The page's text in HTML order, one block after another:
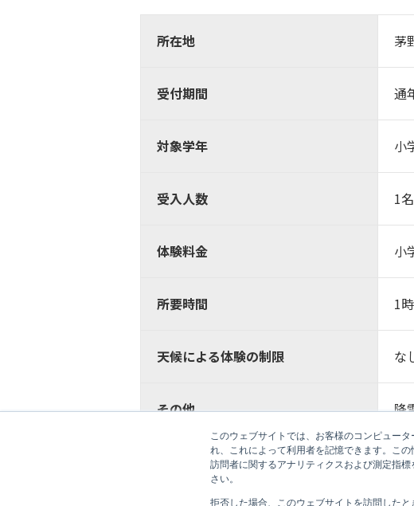
このウェブサイトでは、お客様のコンピュー
れ、これによって利用者を記憶できます。こ
訪問者に関するアナリティクスおよび測定指
さい。
拒否した場合、このウェブサイトを訪問した
所在地 茅
受付期間 通
対象学年 小
受入人数 1
体験料金 小
所要時間 1
天候による体験の制限 な
その他
降
●このページでご案内する体験内容は、ご紹介する各施設が
要約には各施設の承認が必要です。 ●このページは、ここに
合、下記にお問い合わせください。 アルピコ長野トラベル